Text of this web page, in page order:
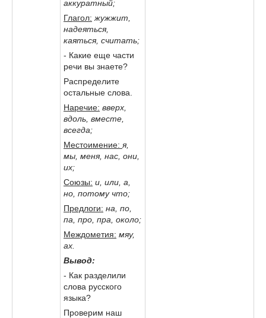
аккуратный;
Глагол: жужжит,
надеяться,
каяться, считать;
- Какие еще части
речи вы знаете?
Распределите
остальные слова.
Наречие: вверх,
вдоль, вместе,
всегда;
Местоимение: я,
мы, меня, нас, они,
их;
Союзы: и, или, а,
но, потому что;
Предлоги: на, по,
па, про, пра, около;
Междометия: мяу,
ах.
Вывод:
- Как разделили
слова русского
языка?
Проверим наш